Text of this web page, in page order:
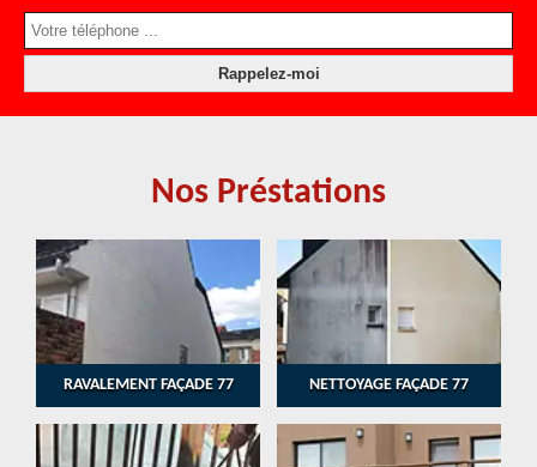
Nos Préstations
RAVALEMENT FAÇADE 77 NETTOYAGE FAÇADE 77